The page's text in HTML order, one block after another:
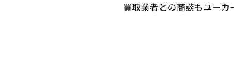
買取業者との商談もユーカ